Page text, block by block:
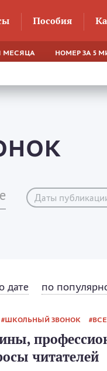
Пособия
МЕСЯЦА НОМЕР ЗА 5
Даты
дате по
ШКОЛЬНЫЙ ЗВОНОК
читателей